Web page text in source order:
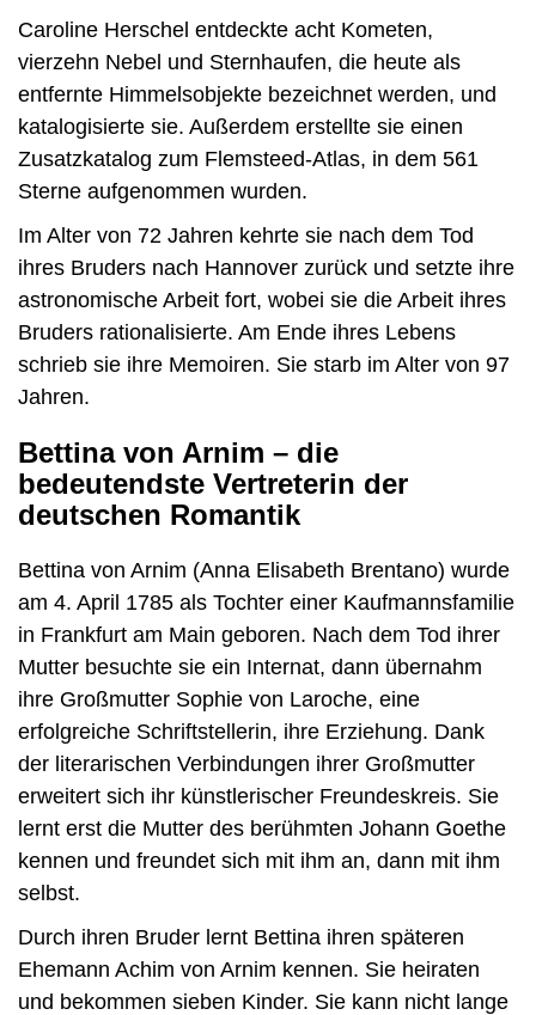
Caroline Herschel entdeckte acht Kometen,
vierzehn Nebel und Sternhaufen, die heute als
entfernte Himmelsobjekte bezeichnet werden, und
katalogisierte sie. Außerdem erstellte sie einen
Zusatzkatalog zum Flemsteed-Atlas, in dem 561
Sterne aufgenommen wurden.
Im Alter von 72 Jahren kehrte sie nach dem Tod
ihres Bruders nach Hannover zurück und setzte ihre
astronomische Arbeit fort, wobei sie die Arbeit ihres
Bruders rationalisierte. Am Ende ihres Lebens
schrieb sie ihre Memoiren. Sie starb im Alter von 97
Jahren.
Bettina von Arnim – die
bedeutendste Vertreterin der
deutschen Romantik
Bettina von Arnim (Anna Elisabeth Brentano) wurde
am 4. April 1785 als Tochter einer Kaufmannsfamilie
in Frankfurt am Main geboren. Nach dem Tod ihrer
Mutter besuchte sie ein Internat, dann übernahm
ihre Großmutter Sophie von Laroche, eine
erfolgreiche Schriftstellerin, ihre Erziehung. Dank
der literarischen Verbindungen ihrer Großmutter
erweitert sich ihr künstlerischer Freundeskreis. Sie
lernt erst die Mutter des berühmten Johann Goethe
kennen und freundet sich mit ihm an, dann mit ihm
selbst.
Durch ihren Bruder lernt Bettina ihren späteren
Ehemann Achim von Arnim kennen. Sie heiraten
und bekommen sieben Kinder. Sie kann nicht lange